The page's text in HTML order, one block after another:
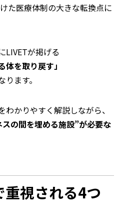
た医療体制の大きな転換点に
LIVETが掲げる
体を取り戻す」
ます。
かりやすく解説しながら、
の間を埋める施設”が必要な
視される4つ